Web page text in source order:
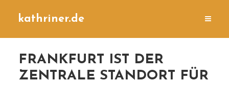
kathriner.de
FRANKFURT IST DER
ZENTRALE STANDORT FÜR